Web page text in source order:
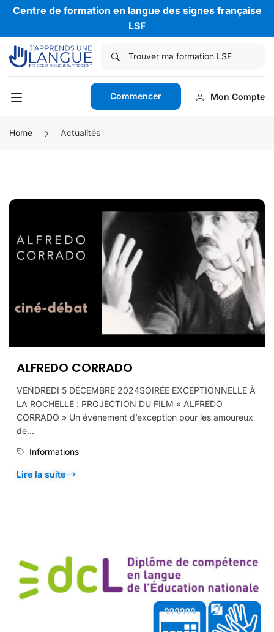
Centre de formation en langue des signes française
LSF
Commencer Mon Compte
Home Actualités
ALFREDO CORRADO
VENDREDI 5 DÉCEMBRE 2024SOIRÉE EXCEPTIONNELLE À
LA ROCHELLE : PROJECTION DU FILM « ALFREDO
CORRADO » Un événement d’exception pour les amoureux
de...
Informations
Lire la suite